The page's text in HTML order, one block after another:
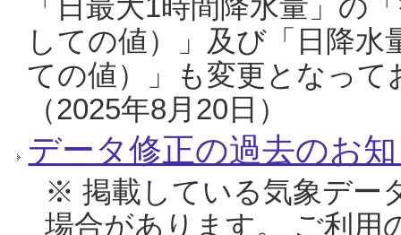
しての値）」及び「日降
ての値）」も変更となっ
（2025年8月20日）
データ修正の過去のお
※ 掲載している気象デー
場合があります。 ご利用